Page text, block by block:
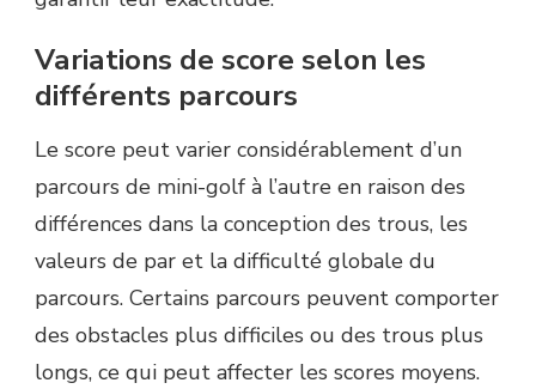
Variations de score selon les
différents parcours
Le score peut varier considérablement d’un
parcours de mini-golf à l’autre en raison des
différences dans la conception des trous, les
valeurs de par et la difficulté globale du
parcours. Certains parcours peuvent comporter
des obstacles plus difficiles ou des trous plus
longs, ce qui peut affecter les scores moyens.